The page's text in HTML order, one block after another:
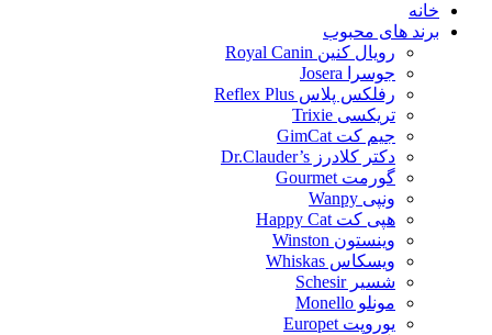
خانه
برند های محبوب
رویال کنین Royal Canin
جوسرا Josera
رفلکس پلاس Reflex Plus
تریکسی Trixie
جیم کت GimCat
دکتر کلادرز Dr.Clauder’s
گورمت Gourmet
ونپی Wanpy
هپی کت Happy Cat
وینستون Winston
ویسکاس Whiskas
شسیر Schesir
مونلو Monello
یوروپت Europet